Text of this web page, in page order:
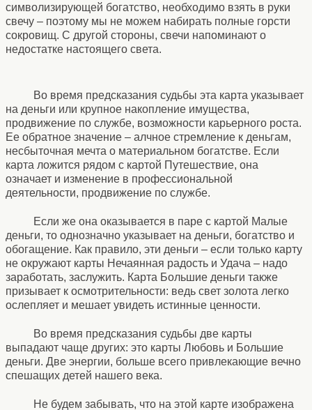
символизирующей богатство, необходимо взять в руки
свечу – поэтому мы не можем набирать полные горсти
сокровищ. С другой стороны, свечи напоминают о
недостатке настоящего света.
Во время предсказания судьбы эта карта указывает
на деньги или крупное накопление имущества,
продвижение по службе, возможности карьерного роста.
Ее обратное значение – алчное стремление к деньгам,
несбыточная мечта о материальном богатстве. Если
карта ложится рядом с картой Путешествие, она
означает и изменение в профессиональной
деятельности, продвижение по службе.
Если же она оказывается в паре с картой Малые
деньги, то однозначно указывает на деньги, богатство и
обогащение. Как правило, эти деньги – если только карту
не окружают карты Нечаянная радость и Удача – надо
заработать, заслужить. Карта Большие деньги также
призывает к осмотрительности: ведь свет золота легко
ослепляет и мешает увидеть истинные ценности.
Во время предсказания судьбы две карты
выпадают чаще других: это карты Любовь и Большие
деньги. Две энергии, больше всего привлекающие вечно
спешащих детей нашего века.
Не будем забывать, что на этой карте изображена